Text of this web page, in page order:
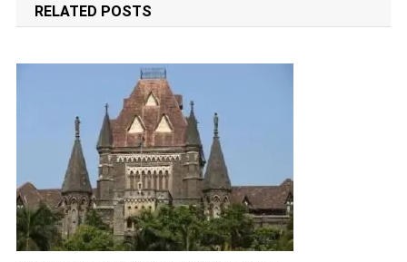
RELATED POSTS